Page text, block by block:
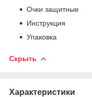
Очки защитные
Инструкция
Упаковка
Скрыть
Характеристики